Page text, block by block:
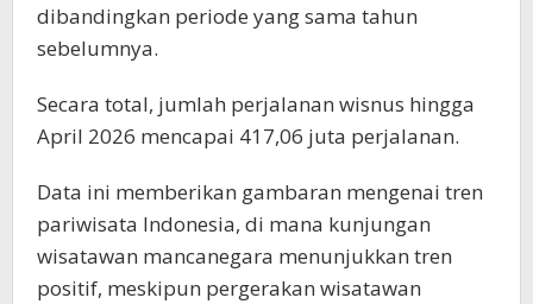
dibandingkan periode yang sama tahun
sebelumnya.
Secara total, jumlah perjalanan wisnus hingga
April 2026 mencapai 417,06 juta perjalanan.
Data ini memberikan gambaran mengenai tren
pariwisata Indonesia, di mana kunjungan
wisatawan mancanegara menunjukkan tren
positif, meskipun pergerakan wisatawan